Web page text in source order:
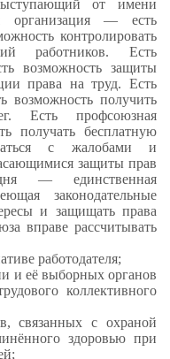
от имени
организация — есть
контролировать
работников. Есть
возможность защиты
права на труд. Есть
возможность получить
Есть профсоюзная
получать бесплатную
с жалобами и
защиты прав
— единственная
законодательные
и защищать права
вправе рассчитывать
работодателя;
и её выборных органов
коллективного
связанных с охраной
здоровью при